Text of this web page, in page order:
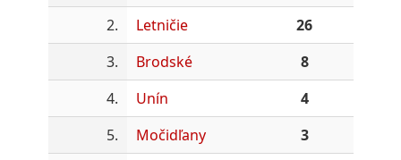
2.
Letničie
26
3.
Brodské
8
4.
Unín
4
5.
Močidľany
3